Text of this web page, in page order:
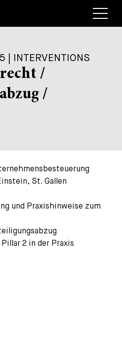
+
| INTERVENTIONS
/
/
St. Gallen
und Praxishinweise zum
2 in der Praxis